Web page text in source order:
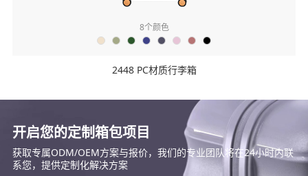
8个颜色
2448 PC材质行李箱
开启您的定制箱包项目
获取专属ODM/OEM方案与报价，我们的专业团队将在24小时内联
系您，提供定制化解决方案